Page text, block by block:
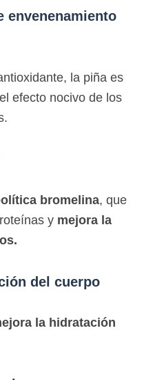
envenenamiento
la piña es
efecto nocivo de los
bromelina, que
y mejora la
del cuerpo
la hidratación